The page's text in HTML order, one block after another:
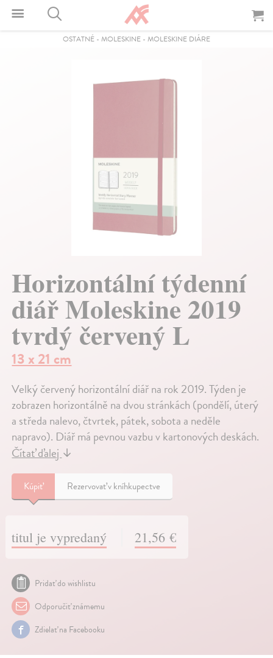
OSTATNÉ - MOLESKINE - MOLESKINE DIÁRE
Horizontální týdenní
diář Moleskine 2019
tvrdý červený L
13 x 21 cm
Velký červený horizontální diář na rok 2019. Týden je
zobrazen horizontálně na dvou stránkách (pondělí, úterý
a středa nalevo, čtvrtek, pátek, sobota a neděle
napravo). Diář má pevnou vazbu v kartonových deskách.
Čítať ďalej ↓
Kúpiť Rezervovať v kníhkupectve
titul je vypredaný 21,56 €
Pridať do wishlistu
Odporučiť známemu
Zdielať na Facebooku